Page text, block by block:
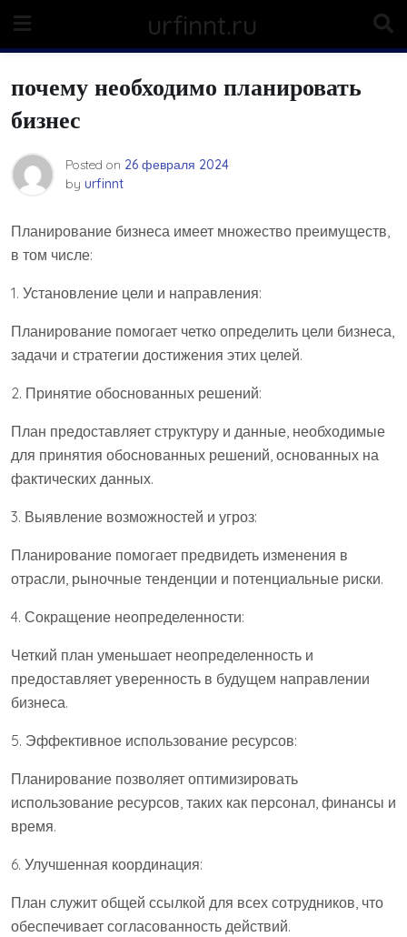
content
urfinnt.ru
почему необходимо планировать
бизнес
Posted on 26 февраля 2024
by urfinnt
Планирование бизнеса имеет множество преимуществ,
в том числе:
1. Установление цели и направления:
Планирование помогает четко определить цели бизнеса,
задачи и стратегии достижения этих целей.
2. Принятие обоснованных решений:
План предоставляет структуру и данные, необходимые
для принятия обоснованных решений, основанных на
фактических данных.
3. Выявление возможностей и угроз:
Планирование помогает предвидеть изменения в
отрасли, рыночные тенденции и потенциальные риски.
4. Сокращение неопределенности:
Четкий план уменьшает неопределенность и
предоставляет уверенность в будущем направлении
бизнеса.
5. Эффективное использование ресурсов:
Планирование позволяет оптимизировать
использование ресурсов, таких как персонал, финансы и
время.
6. Улучшенная координация:
План служит общей ссылкой для всех сотрудников, что
обеспечивает согласованность действий.